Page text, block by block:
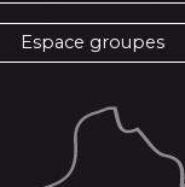
Espace groupes